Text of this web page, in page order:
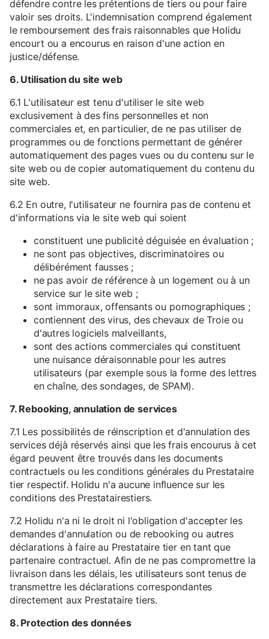
défendre contre les prétentions de tiers ou pour faire
valoir ses droits. L'indemnisation comprend également
le remboursement des frais raisonnables que Holidu
encourt ou a encourus en raison d'une action en
justice/défense.
6. Utilisation du site web
6.1 L'utilisateur est tenu d'utiliser le site web
exclusivement à des fins personnelles et non
commerciales et, en particulier, de ne pas utiliser de
programmes ou de fonctions permettant de générer
automatiquement des pages vues ou du contenu sur le
site web ou de copier automatiquement du contenu du
site web.
6.2 En outre, l'utilisateur ne fournira pas de contenu et
d'informations via le site web qui soient
constituent une publicité déguisée en évaluation ;
ne sont pas objectives, discriminatoires ou
délibérément fausses ;
ne pas avoir de référence à un logement ou à un
service sur le site web ;
sont immoraux, offensants ou pornographiques ;
contiennent des virus, des chevaux de Troie ou
d'autres logiciels malveillants,
sont des actions commerciales qui constituent
une nuisance déraisonnable pour les autres
utilisateurs (par exemple sous la forme des lettres
en chaîne, des sondages, de SPAM).
7. Rebooking, annulation de services
7.1 Les possibilités de réinscription et d'annulation des
services déjà réservés ainsi que les frais encourus à cet
égard peuvent être trouvés dans les documents
contractuels ou les conditions générales du Prestataire
tier respectif. Holidu n'a aucune influence sur les
conditions des Prestatairestiers.
7.2 Holidu n'a ni le droit ni l'obligation d'accepter les
demandes d'annulation ou de rebooking ou autres
déclarations à faire au Prestataire tier en tant que
partenaire contractuel. Afin de ne pas compromettre la
livraison dans les délais, les utilisateurs sont tenus de
transmettre les déclarations correspondantes
directement aux Prestataire tiers.
8. Protection des données